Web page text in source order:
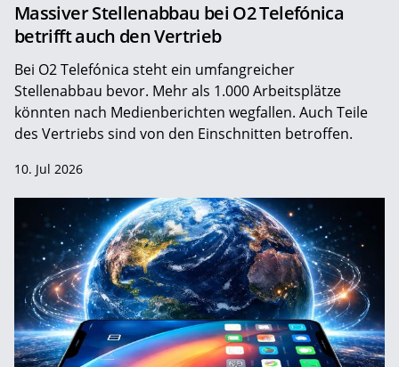
Massiver Stellenabbau bei O2 Telefónica
betrifft auch den Vertrieb
Bei O2 Telefónica steht ein umfangreicher
Stellenabbau bevor. Mehr als 1.000 Arbeitsplätze
könnten nach Medienberichten wegfallen. Auch Teile
des Vertriebs sind von den Einschnitten betroffen.
10. Jul 2026